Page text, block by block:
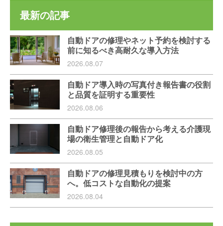
最新の記事
自動ドアの修理やネット予約を検討する
前に知るべき高耐久な導入方法
2026.08.07
自動ドア導入時の写真付き報告書の役割
と品質を証明する重要性
2026.08.06
自動ドア修理後の報告から考える介護現
場の衛生管理と自動ドア化
2026.08.05
自動ドアの修理見積もりを検討中の方
へ。低コストな自動化の提案
2026.08.04